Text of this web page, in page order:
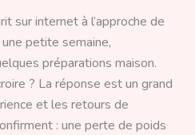
sur internet à l’approche de
petite semaine,
préparations maison.
? La réponse est un grand
et les retours de
: une perte de poids